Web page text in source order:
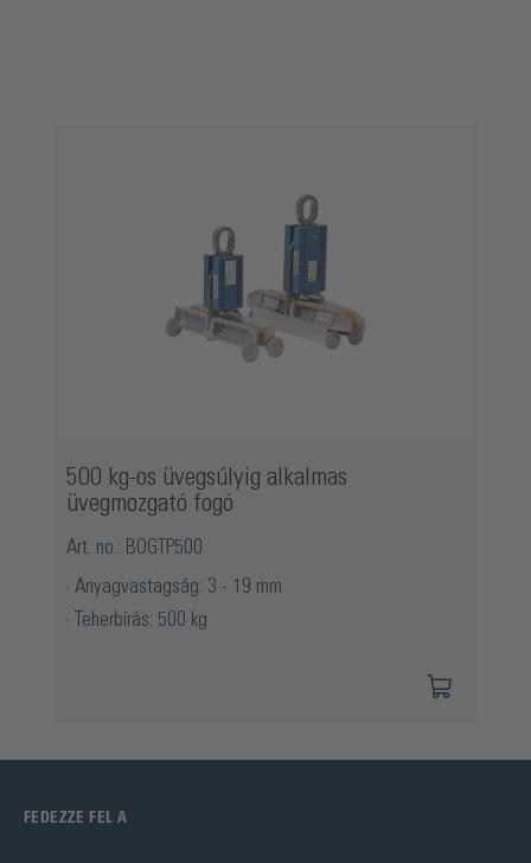
500 kg-os üvegsúlyig alkalmas
üvegmozgató fogó
Art. no.: BOGTP500
Anyagvastagság: 3 - 19 mm
Teherbírás: 500 kg
FEDEZZE FEL A